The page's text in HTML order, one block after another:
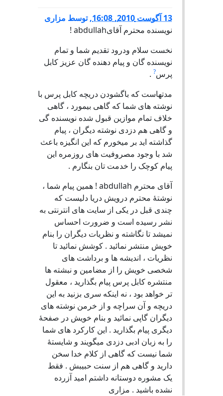
13 آگوست 2010, 16:08 ,توسط مزاری
نویسنده محترم آقایabdullah !
نخست سلام ودرود تقدیم شما و تمام
نویسنده گان و پیام دهنده گان عزیز کابل
پرس?
.
مدتهاست که باگشودن دریچه کابل پرس با
نوشته های شما که گاهی بیمورد ، گاهی
خلاف تمام موازین قبول شده نویسنده گی
و گاهی هم دزدی نوشته دیگران ، پیام
گذاشته اید بر میخورم که این انگیزه باعث
شد با وجود مصروفیت های روزمره این
پیام کوچک را خدمت تان بنگارم .
آقای محترم abdullah ! همین پیام شما ،
نوشتۀ محترم درویش دریا دلیست که
چندی قبل در یکی از سایت های انترنتی به
نشر رسیده است و ضرورت احساس
نمیشد تا نگاشته و نظریات دیگران را بنام
خویش منتشر نمائید . کوشش نمائید تا
نظریات ، اندیشه ها و برداشت های
شخصی خویش را از مضامین و نبشته ها
منتشره کابل پرس پیام بگذارید ، معقول
تر خواهد بود ، نه اینکه سری بزنید به این
دریچه و آن سراچه و از خرمن نوشته های
دیگران گاپی نمائید و بنام خویش در صفحۀ
دیگری پیام بگذارید . این کارکرد های شما
را به زبان ادبی دزدی میگویند و شایستۀ
شما نیست که گاهی از کلام خدا سخن
دارید و گاهی هم از سنت حبیبش . فقط
یک مشوره دوستانه داشتم امید آزرده
نشده باشید . مزاری